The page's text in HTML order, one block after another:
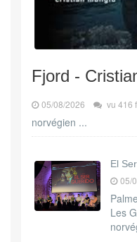
Fjord -
05/08/2026 vu 416
norvégien ...
El
05/
Les